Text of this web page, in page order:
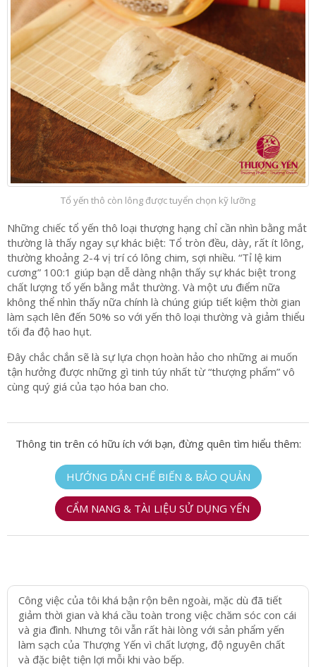
Tổ yến thô còn lông được tuyển chọn kỹ lưỡng
Những chiếc tổ yến thô loại thượng hạng chỉ cần nhìn bằng mắt
thường là thấy ngay sự khác biệt: Tổ tròn đều, dày, rất ít lông,
thường khoảng 2-4 vị trí có lông chim, sợi nhiều. “Tỉ lệ kim
cương” 100:1 giúp bạn dễ dàng nhận thấy sự khác biệt trong
chất lượng tổ yến bằng mắt thường. Và một ưu điểm nữa
không thể nhìn thấy nữa chính là chúng giúp tiết kiệm thời gian
làm sạch lên đến 50% so với yến thô loại thường và giảm thiểu
tối đa độ hao hụt.
Đây chắc chắn sẽ là sự lựa chọn hoàn hảo cho những ai muốn
tận hưởng được những gì tinh túy nhất từ “thượng phẩm” vô
cùng quý giá của tạo hóa ban cho.
Thông tin trên có hữu ích với bạn, đừng quên tìm hiểu thêm:
HƯỚNG DẪN CHẾ BIẾN & BẢO QUẢN
CẨM NANG & TÀI LIỆU SỬ DỤNG YẾN
Công việc của tôi khá bận rộn bên ngoài, mặc dù đã tiết
giảm thời gian và khá cầu toàn trong việc chăm sóc con cái
và gia đình. Nhưng tôi vẫn rất hài lòng với sản phẩm yến
làm sạch của Thượng Yến vì chất lượng, độ nguyên chất
và đặc biệt tiện lợi mỗi khi vào bếp.